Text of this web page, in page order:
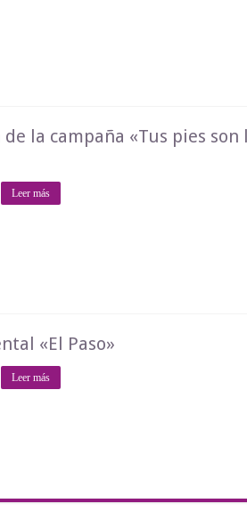
la campaña «Tus pies son
Leer más
«El Paso»
Leer más